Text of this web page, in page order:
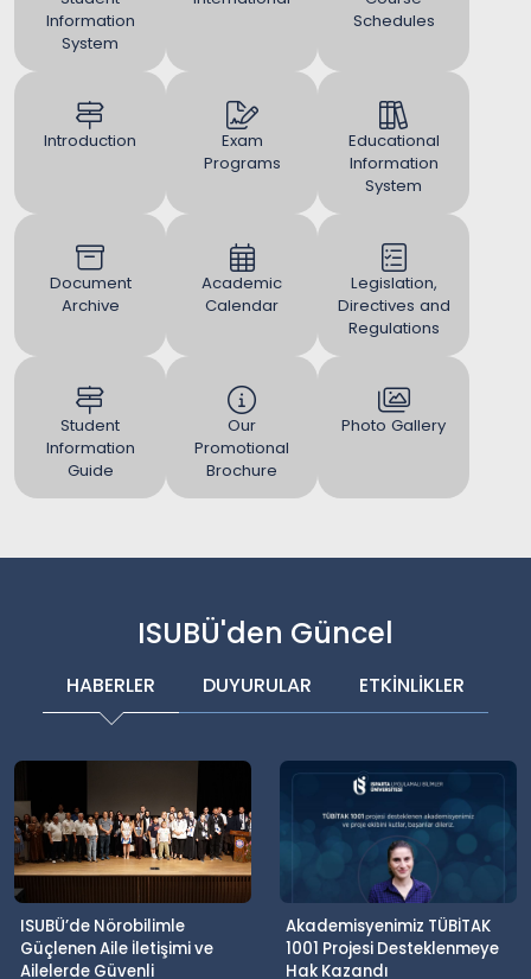
Information
System
Schedules
Introduction
Exam
Programs
Educational
Information
System
Document
Archive
Academic
Calendar
Legislation,
Directives and
Regulations
Student
Information
Guide
Our
Promotional
Brochure
Photo Gallery
ISUBÜ'den Güncel
HABERLER DUYURULAR ETKİNLİKLER
ISUBÜ’de Nörobilimle
Güçlenen Aile İletişimi ve
Ailelerde Güvenli
Akademisyenimiz TÜBİTAK
1001 Projesi Desteklenmeye
Hak Kazandı